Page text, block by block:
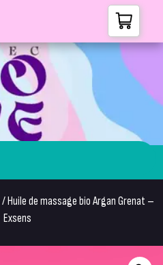
/ Huile de massage bio Argan Grenat –
Exsens